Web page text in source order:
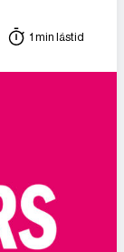
1 min lästid